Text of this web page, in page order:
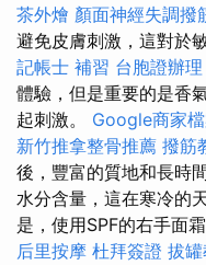
茶外燴 顏面神經失調撥
避免皮膚刺激，這對於
記帳士 補習 台胞證辦理
體驗，但是重要的是香
起刺激。 Google商家
新竹推拿整骨推薦 撥筋
後，豐富的質地和長時
水分含量，這在寒冷的
是，使用SPF的右手面
后里按摩 杜拜簽證 拔